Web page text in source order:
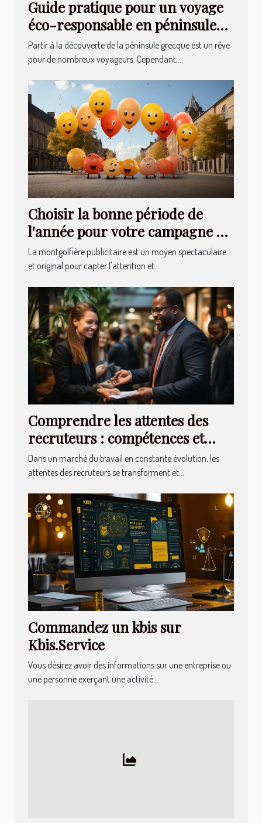
Guide pratique pour un voyage
éco-responsable en péninsule
grecque
Partir à la découverte de la péninsule grecque est un rêve
pour de nombreux voyageurs. Cependant,...
Choisir la bonne période de
l'année pour votre campagne en
montgolfière publicitaire
La montgolfière publicitaire est un moyen spectaculaire
et original pour capter l'attention et...
Comprendre les attentes des
recruteurs : compétences et
qualités recherchées
Dans un marché du travail en constante évolution, les
attentes des recruteurs se transforment et...
Commandez un kbis sur
Kbis.Service
Vous désirez avoir des informations sur une entreprise ou
une personne exerçant une activité...